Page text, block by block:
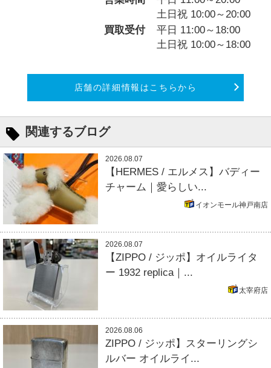
土日祝 10:00～20:00
買取受付
平日 11:00～18:00
土日祝 10:00～18:00
店舗の詳細情報はこちらから
関連するブログ
2026.08.07
【HERMES / エルメス】バディー
チャーム｜愛らしい...
イオンモール神戸南店
2026.08.07
【ZIPPO / ジッポ】オイルライタ
ー 1932 replica｜...
太宰府店
2026.08.06
ZIPPO / ジッポ】スターリングシ
ルバー オイルライ...